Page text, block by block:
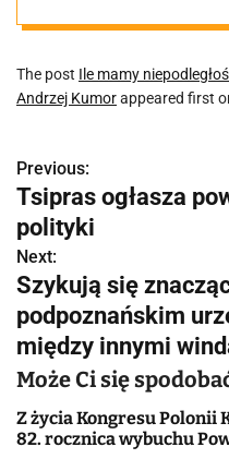
The post Ile mamy
Andrzej Kumorappeared first
N
a
w
i
g
a
c
Previous:
Tsipras ogłasza
polityki
Next:
Szykują się
podpoznańskim
między innymi
Może Ci się
Z życia Kongresu Polonii
82. rocznica wybuchu